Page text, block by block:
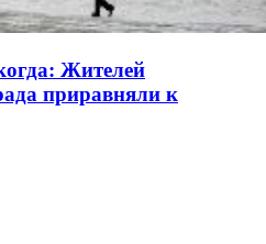
Жителей
приравняли к